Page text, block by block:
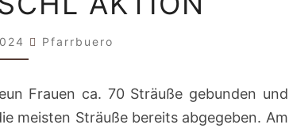
AKTION
Pfarrbuero
Frauen ca. 70 Sträuße gebunden und
meisten Sträuße bereits abgegeben. Am